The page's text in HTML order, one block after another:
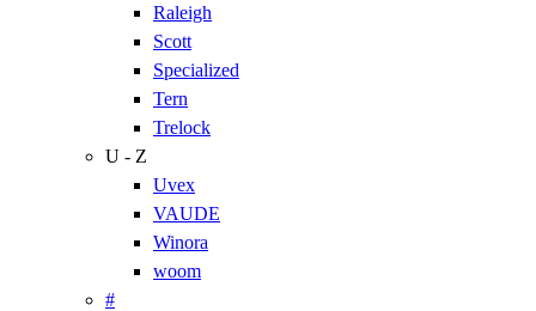
Raleigh
Scott
Specialized
Tern
Trelock
U - Z
Uvex
VAUDE
Winora
woom
#